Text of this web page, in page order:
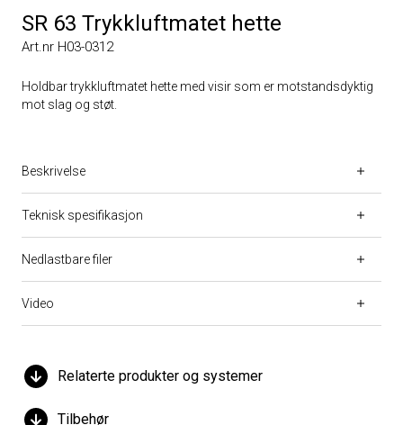
SR 63 Trykkluftmatet hette
Art.nr H03-0312
Holdbar trykkluftmatet hette med visir som er motstandsdyktig
mot slag og støt.
Beskrivelse
Teknisk spesifikasjon
Nedlastbare filer
Video
Relaterte produkter og systemer
Tilbehør